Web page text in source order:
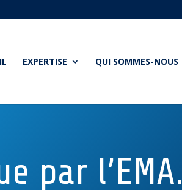
EXPERTISE QUI SOMMES-NOUS
par l’EMA.